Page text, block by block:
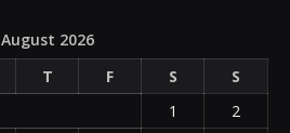
August 2026
T F S
S
1
2